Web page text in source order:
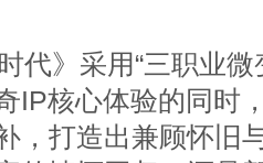
代》采用“三职业
IP核心体验的同时
，打造出兼顾怀旧